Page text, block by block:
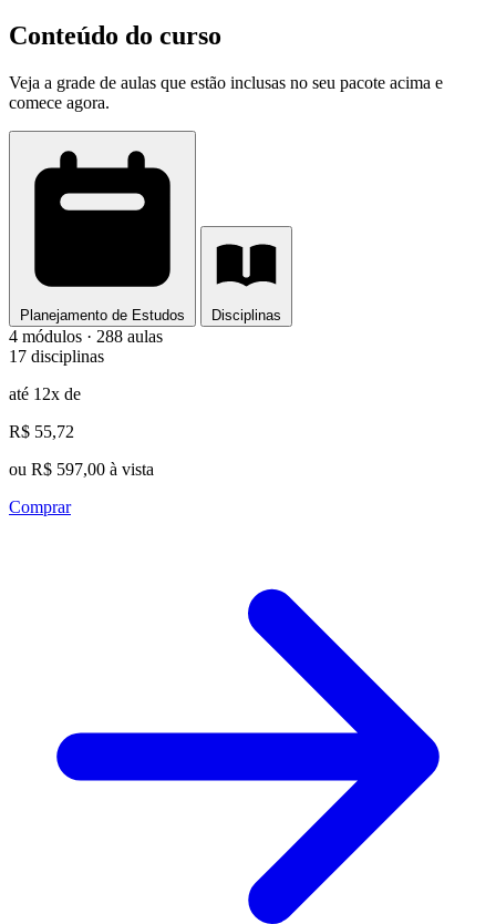
Conteúdo do curso
Veja a grade de aulas que estão inclusas no seu pacote acima e
comece agora.
Planejamento de Estudos Disciplinas
4 módulos · 288 aulas
17 disciplinas
até 12x de
R$ 55,72
ou R$ 597,00 à vista
Comprar